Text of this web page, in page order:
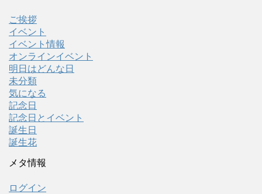
ご挨拶
イベント
イベント情報
オンラインイベント
明日はどんな日
未分類
気になる
記念日
記念日とイベント
誕生日
誕生花
メタ情報
ログイン